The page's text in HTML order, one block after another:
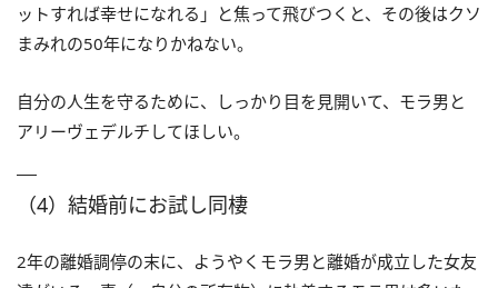
ットすれば幸せになれる」と焦って飛びつくと、その後はクソ
まみれの50年になりかねない。
自分の人生を守るために、しっかり目を見開いて、モラ男と
アリーヴェデルチしてほしい。
（4）結婚前にお試し同棲
2年の離婚調停の末に、ようやくモラ男と離婚が成立した女友